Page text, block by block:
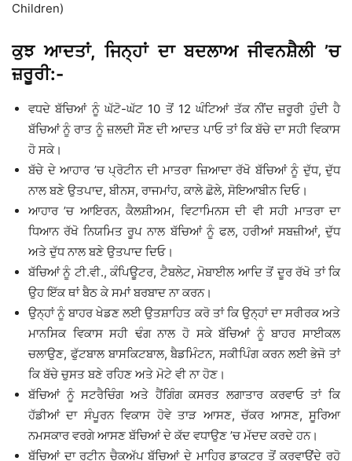
Children)
ਕੁਝ ਆਦਤਾਂ, ਜਿਨ੍ਹਾਂ ਦਾ ਬਦਲਾਅ ਜੀਵਨਸ਼ੈਲੀ ’ਚ
ਜ਼ਰੂਰੀ:-
ਵਧਦੇ ਬੱਚਿਆਂ ਨੂੰ ਘੱਟੋ-ਘੱਟ 10 ਤੋਂ 12 ਘੰਟਿਆਂ ਤੱਕ ਨੀਂਦ ਜ਼ਰੂਰੀ ਹੁੰਦੀ ਹੈ
ਬੱਚਿਆਂ ਨੂੰ ਰਾਤ ਨੂੰ ਜ਼ਲਦੀ ਸੌਣ ਦੀ ਆਦਤ ਪਾਓ ਤਾਂ ਕਿ ਬੱਚੇ ਦਾ ਸਹੀ ਵਿਕਾਸ
ਹੋ ਸਕੇ।
ਬੱਚੇ ਦੇ ਆਹਾਰ ’ਚ ਪ੍ਰੋਟੀਨ ਦੀ ਮਾਤਰਾ ਜ਼ਿਆਦਾ ਰੱਖੋ ਬੱਚਿਆਂ ਨੂੰ ਦੁੱਧ, ਦੁੱਧ
ਨਾਲ ਬਣੇ ਉਤਪਾਦ, ਬੀਨਸ, ਰਾਜਮਾਂਹ, ਕਾਲੇ ਛੋਲੇ, ਸੋਇਆਬੀਨ ਦਿਓ।
ਆਹਾਰ ’ਚ ਆਇਰਨ, ਕੈਲਸ਼ੀਅਮ, ਵਿਟਾਮਿਨਸ ਦੀ ਵੀ ਸਹੀ ਮਾਤਰਾ ਦਾ
ਧਿਆਨ ਰੱਖੋ ਨਿਯਮਿਤ ਰੂਪ ਨਾਲ ਬੱਚਿਆਂ ਨੂੰ ਫਲ, ਹਰੀਆਂ ਸਬਜ਼ੀਆਂ, ਦੁੱਧ
ਅਤੇ ਦੁੱਧ ਨਾਲ ਬਣੇ ਉਤਪਾਦ ਦਿਓ।
ਬੱਚਿਆਂ ਨੂੰ ਟੀ.ਵੀ., ਕੰਪਿਊਟਰ, ਟੈਬਲੇਟ, ਮੋਬਾਈਲ ਆਦਿ ਤੋਂ ਦੂਰ ਰੱਖੋ ਤਾਂ ਕਿ
ਉਹ ਇੱਕ ਥਾਂ ਬੈਠ ਕੇ ਸਮਾਂ ਬਰਬਾਦ ਨਾ ਕਰਨ।
ਉਨ੍ਹਾਂ ਨੂੰ ਬਾਹਰ ਖੇਡਣ ਲਈ ਉਤਸ਼ਾਹਿਤ ਕਰੋ ਤਾਂ ਕਿ ਉਨ੍ਹਾਂ ਦਾ ਸਰੀਰਕ ਅਤੇ
ਮਾਨਸਿਕ ਵਿਕਾਸ ਸਹੀ ਢੰਗ ਨਾਲ ਹੋ ਸਕੇ ਬੱਚਿਆਂ ਨੂੰ ਬਾਹਰ ਸਾਈਕਲ
ਚਲਾਉਣ, ਫੁੱਟਬਾਲ ਬਾਸਕਿਟਬਾਲ, ਬੈਡਮਿੰਟਨ, ਸਕੀਪਿੰਗ ਕਰਨ ਲਈ ਭੇਜੋ ਤਾਂ
ਕਿ ਬੱਚੇ ਚੁਸਤ ਬਣੇ ਰਹਿਣ ਅਤੇ ਮੋਟੇ ਵੀ ਨਾ ਹੋਣ।
ਬੱਚਿਆਂ ਨੂੰ ਸਟਰੈਚਿੰਗ ਅਤੇ ਹੈਂਗਿੰਗ ਕਸਰਤ ਲਗਾਤਾਰ ਕਰਵਾਓ ਤਾਂ ਕਿ
ਹੱਡੀਆਂ ਦਾ ਸੰਪੂਰਨ ਵਿਕਾਸ ਹੋਵੇ ਤਾੜ ਆਸਣ, ਚੱਕਰ ਆਸਣ, ਸੂਰਿਆ
ਨਮਸਕਾਰ ਵਰਗੇ ਆਸਣ ਬੱਚਿਆਂ ਦੇ ਕੱਦ ਵਧਾਉਣ ’ਚ ਮੱਦਦ ਕਰਦੇ ਹਨ।
ਬੱਚਿਆਂ ਦਾ ਰੂਟੀਨ ਚੈਕਅੱਪ ਬੱਚਿਆਂ ਦੇ ਮਾਹਿਰ ਡਾਕਟਰ ਤੋਂ ਕਰਵਾਉਂਦੇ ਰਹੋ